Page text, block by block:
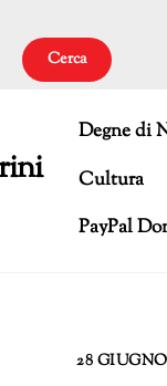
Cerca
Degne di
Cultura
PayPal
28 GIUGNO